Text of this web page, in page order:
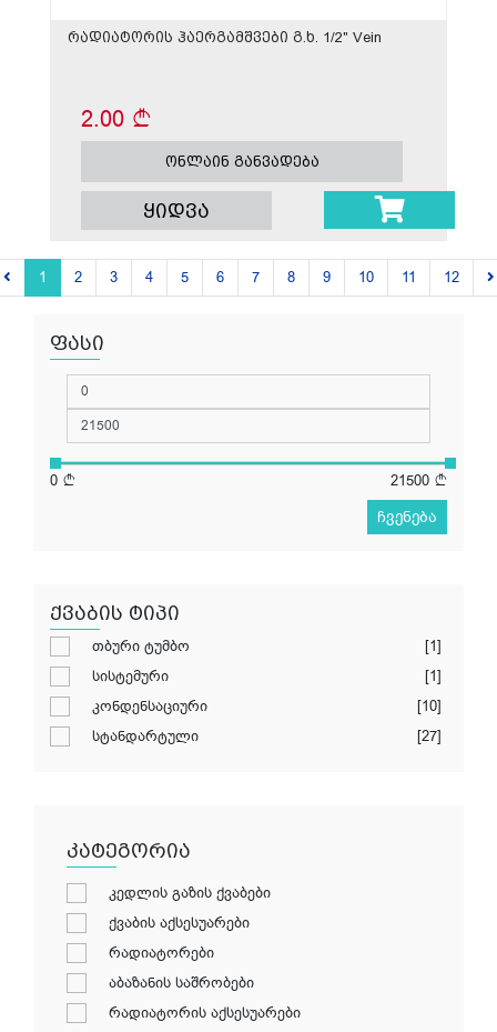
ფასი
0 21500
ჩვენება
ქვაბის ტიპი
თბური ტუმბო
[1]
სისტემური
[1]
კონდენსაციური
[10]
სტანდარტული
[27]
კატეგორია
კედლის გაზის ქვაბები
ქვაბის აქსესუარები
რადიატორები
აბაზანის საშრობები
რადიატორის აქსესუარები
რადიატორის ჰაერგამშვები გ.ხ. 1/2" Vein
2.00
ონლაინ განვადება
ყიდვა
1 2 3 4 5 6 7 8 9 10 11 12